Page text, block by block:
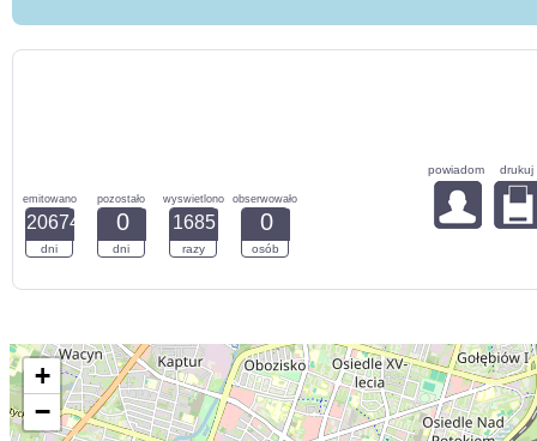
emitowano
20674
dni
pozostało
0
dni
wyswietlono
1685
razy
obserwowało
0
osób
powiadom drukuj
+
−